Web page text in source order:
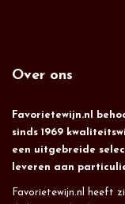
Over ons
Favorietewijn.nl
sinds 1969
een uitgebreide
leveren aan
Favorietewijn.nl heeft